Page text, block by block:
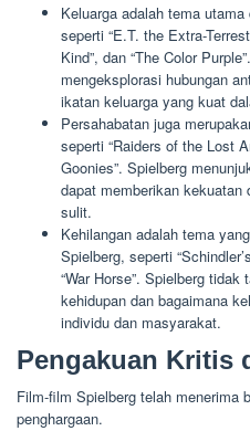
Keluarga adalah tema
seperti “E.T. the Extra-
Kind”, dan “The Color
mengeksplorasi hubungan
ikatan keluarga yang kuat
Persahabatan juga
seperti “Raiders of the Lost
Goonies”. Spielberg
dapat memberikan kekuatan
sulit.
Kehilangan adalah tema
Spielberg, seperti
“War Horse”. Spielberg
kehidupan dan bagaimana
individu dan masyarakat.
Pengakuan Kritis
Film-film Spielberg telah menerima
penghargaan.